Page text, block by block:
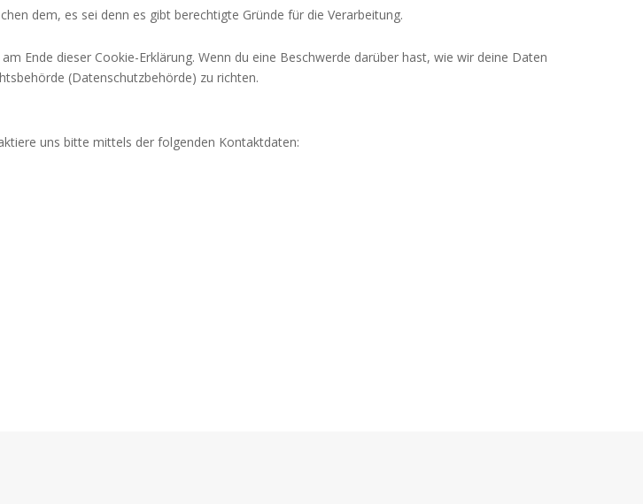
dem, es sei denn es gibt berechtigte Gründe für die Verarbeitung.
Ende dieser Cookie-Erklärung. Wenn du eine Beschwerde darüber hast, wie wir deine Daten
(Datenschutzbehörde) zu richten.
uns bitte mittels der folgenden Kontaktdaten: